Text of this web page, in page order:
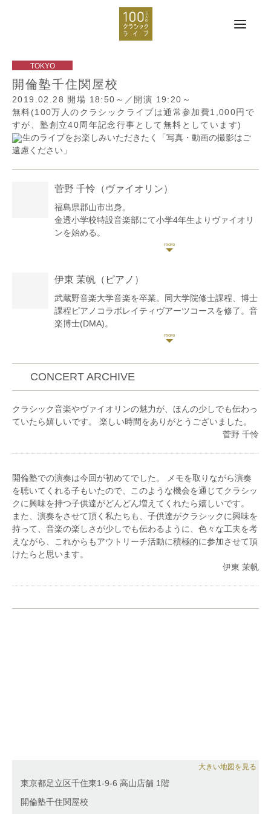
開倫塾千住関屋校
2019.02.28 開場 18:50～／開演 19:20～
無料(100万人のクラシックライブは通常参加費1,000円で
すが、塾創立40周年記念行事として無料としています)
生のライブをお楽しみいただきたく「写真・動画の撮影はご
遠慮ください」
菅野 千怜 （ヴァイオリン）
福島県郡山市出身。
金透小学校特設音楽部にて小学4年生よりヴァイオリ
ンを始める。
東京音楽大学付属高校を経て、東京音楽大学音楽学部
これまでにヴァイオリンを大谷康子、海野義雄、嶋田
慶子、渡辺弘子の各氏に師事。
第21回全日本ジュニアクラシック音楽コンクール全国
ットエヴァーガーデン」オーケストラコンサート、
演。
2023/4〜放送中のEテレ「さんすうレスキュー」劇伴
同作アニメにて登場する海幕高校オーケストラの第二
ヴァイオリン首席奏者として録音参加。
プロオーケストラへの客演、スタジオ録音、アーティ
ストのライブサポート等、ジャンルの垣根を越えてク
ラシックからポップスまで幅広く活動中。
これまでに50校以上の公立学校でアウトリーチを行う
など、子供たちに本物の音楽を届ける活動も積極的に
伊東 茉帆 （ピアノ）
武蔵野音楽大学音楽を卒業。同大学院修士課程、博士
課程ピアノコラボレイティヴアーツコースを修了。音
楽博士(DMA)。
平成28、30年度福井直秋記念奨学金給費生。令和2年
業績による返還免除」により全額免除。
第7回横須賀ピアノ音楽祭「スカぴあ」オーディショ
ジック部門(チェンバロ)入選。
「バッハコア・横浜」、「Ensemble1623」練習ピア
参加している。
アンサンブル・ピアニストとしての演奏を中心に、古
楽の分野でも活動を広げている。
CONCERT ARCHIVE
クラシック音楽やヴァイオリンの魅力が、ほんの少しでも伝わっ
ていたら嬉しいです。 楽しい時間をありがとうございました。
菅野 千怜
開倫塾での演奏は今回が初めてでした。 メモを取りながら演奏
を聴いてくれる子もいたので、このような機会を通じてクラシッ
クに興味を持つ子供達がどんどん増えてくれたら嬉しいです。
また、演奏をさせて頂く私たちも、子供達がクラシックに興味を
持って、音楽の楽しさが少しでも伝わるように、色々な工夫を考
えながら、これからもアウトリーチ活動に積極的に参加させて頂
けたらと思います。
伊東 茉帆
大きい地図を見る
東京都足立区千住東1-9-6 高山店舗 1階
開倫塾千住関屋校